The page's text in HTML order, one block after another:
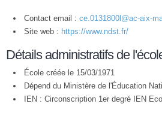
Contact email : ce.0131800l@ac-aix-
Site web : https://www.ndst.fr/
Détails administratifs de
École créée le 15/03/1971
Dépend du Ministère de l'Éducation
IEN : Circonscription 1er degré IEN